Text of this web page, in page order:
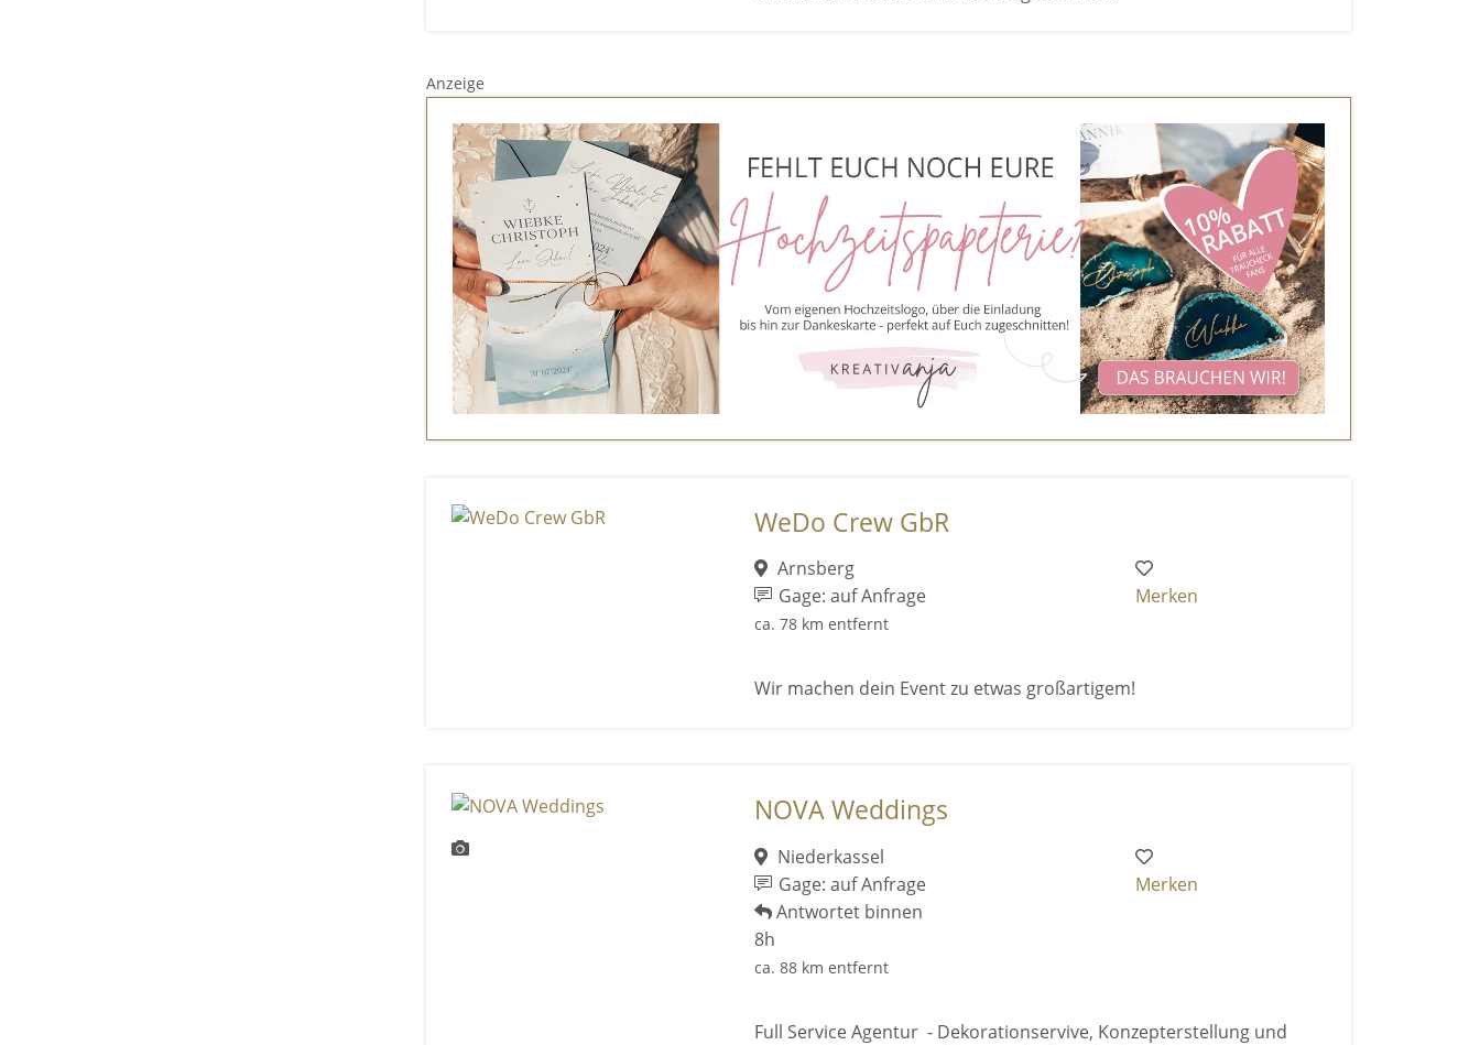
Anzeige
WeDo Crew GbR
Arnsberg
Gage: auf Anfrage
ca. 78 km entfernt
Merken
Wir machen dein Event zu etwas großartigem!
NOVA Weddings
Niederkassel
Gage: auf Anfrage
Antwortet binnen
8h
ca. 88 km entfernt
Merken
Full Service Agentur - Dekorationservive, Konzepterstellung und